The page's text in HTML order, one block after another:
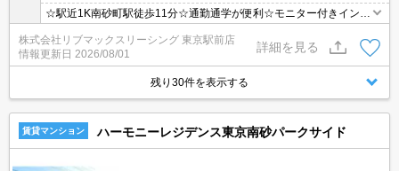
☆駅近1K南砂町駅徒歩11分☆通勤通学が便利☆モニター付きインタ
ーホン・オートロックで設備充実☆
株式会社リブマックスリーシング 東京駅前店
情報更新日 2026/08/01
詳細を見る
残り30件を表示する
賃貸マンション ハーモニーレジデンス東京南砂パークサイド